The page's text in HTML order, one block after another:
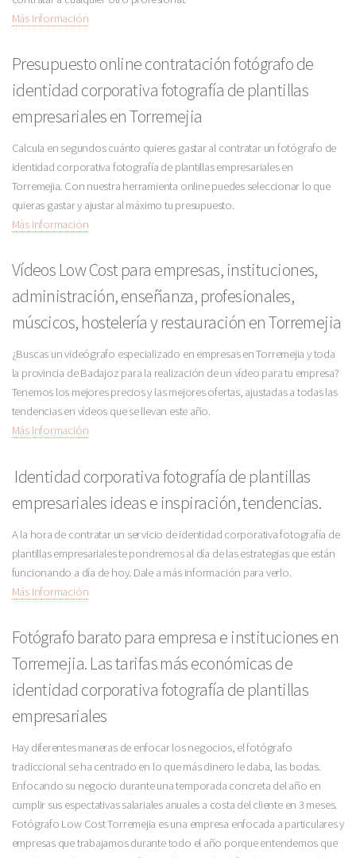
Más Información
Presupuesto online contratación fotógrafo de
identidad corporativa fotografía de plantillas
empresariales en Torremejia
Calcula en segundos cuánto quieres gastar al contratar un fotógrafo de
identidad corporativa fotografía de plantillas empresariales en
Torremejia. Con nuestra herramienta online puedes seleccionar lo que
quieras gastar y ajustar al máximo tu presupuesto.
Más Información
Vídeos Low Cost para empresas, instituciones,
administración, enseñanza, profesionales,
múscicos, hostelería y restauración en Torremejia
¿Buscas un videógrafo especializado en empresas en Torremejia y toda
la provincia de Badajoz para la realización de un vídeo para tu empresa?
Tenemos los mejores precios y las mejores ofertas, ajustadas a todas las
tendencias en vídeos que se llevan este año.
Más Información
Identidad corporativa fotografía de plantillas
empresariales ideas e inspiración, tendencias.
A la hora de contratar un servicio de identidad corporativa fotografía de
plantillas empresariales te pondremos al día de las estrategias que están
funcionando a día de hoy. Dale a más información para verlo.
Más Información
Fotógrafo barato para empresa e instituciones en
Torremejia. Las tarifas más económicas de
identidad corporativa fotografía de plantillas
empresariales
Hay diferentes maneras de enfocar los negocios, el fotógrafo
tradiccional se ha centrado en lo que más dinero le daba, las bodas.
Enfocando su negocio durante una temporada concreta del año en
cumplir sus espectativas salariales anuales a costa del cliente en 3 meses.
Fotógrafo Low Cost Torremejia es una empresa enfocada a particulares y
empresas que trabajamos durante todo el año porque entendemos que